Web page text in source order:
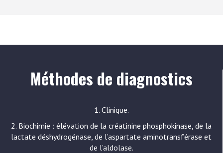
Méthodes de diagnostics
1. Clinique.
2. Biochimie : élévation de la créatinine phosphokinase, de la
lactate déshydrogénase, de l’aspartate aminotransférase et
de l’aldolase.